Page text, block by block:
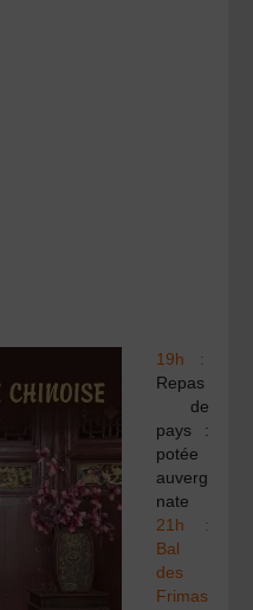
19h :
Repas
de
pays :
potée
auverg
nate
21h :
Bal
des
Frimas